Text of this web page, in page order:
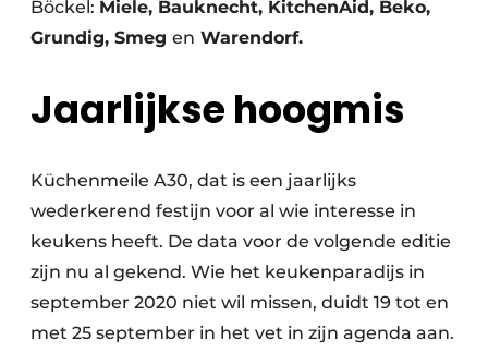
Böckel: Miele, Bauknecht, KitchenAid, Beko,
Grundig, Smeg en Warendorf.
Jaarlijkse hoogmis
Küchenmeile A30, dat is een jaarlijks
wederkerend festijn voor al wie interesse in
keukens heeft. De data voor de volgende editie
zijn nu al gekend. Wie het keukenparadijs in
september 2020 niet wil missen, duidt 19 tot en
met 25 september in het vet in zijn agenda aan.